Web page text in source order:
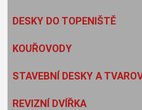
DESKY DO TOPENIŠTĚ
KOUŘOVODY
STAVEBNÍ DESKY A
REVIZNÍ DVÍŘKA